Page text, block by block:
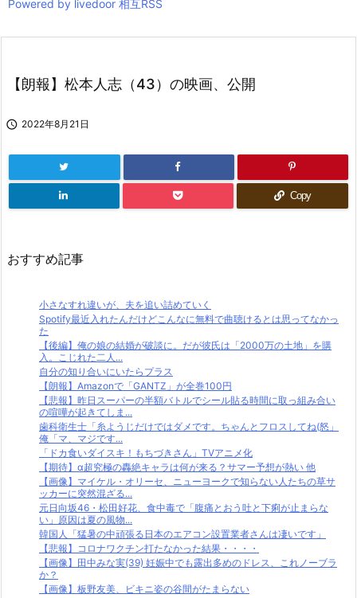
Powered by livedoor 相互RSS
【朗報】松本人志（43）の映画、公開
 2022年8月21日
Copy
おすすめ記事
小さなすれ違いが、夫を追い詰めていく
Spotify最近入れたんだけどこんなに無料で曲聴けるとは思ってなかっ
た
【後編】俺の娘の結婚が破談に。だが彼氏は「2000万の土地」を購
入。こじれた二人...
自分の知り合いにいたらプラス
【朗報】Amazonで「GANTZ」が全巻100円
【悲報】昨日スーパーの半額バトルでシール貼る時間に取っ組み合い
の喧嘩が起きてしま...
歯科衛生士「糸ようじだけではダメです。ちゃんとフロスしてね(怒」
俺「マ、マジです...
「ドカ食いダイスキ！もちづきさん」TVアニメ化
【期待】α超究極の轟絶キャラは何が来る？サマー予想が熱い 他
【画像】マイケル・オリーセ、ニューヨークで知らない人たちの草サ
ッカーに突然混ざる...
元日向坂46・松田好花、食中毒で「腹痛とおう吐と下痢が止まらな
い」原因は夏の風物...
韓国人「猛暑の中頑張る日本のエアコン設置業者さんは凄いです」
【悲報】コロナワクチン打たなかった結果・・・・
【画像】田中みな実(39) 妊娠中でも露出多めのドレス、これノーブラ
か？
【画像】板野友美、ビキニ姿の谷間がたまらない